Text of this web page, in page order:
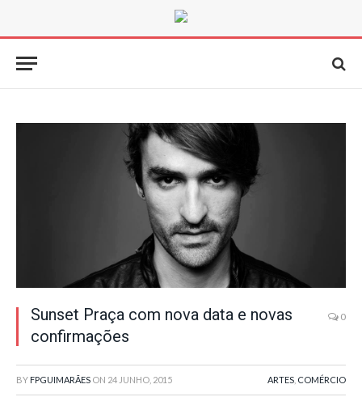
Sunset Praça com nova data e novas
confirmações
0
BY FPGUIMARÃES ON 24 JUNHO, 2015 ARTES COMÉRCIO